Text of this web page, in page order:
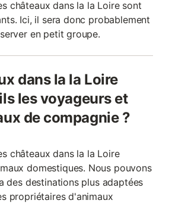
châteaux dans la la Loire sont
Ici, il sera donc probablement
en petit groupe.
dans la la Loire
les voyageurs et
de compagnie ?
châteaux dans la la Loire
domestiques. Nous pouvons
des destinations plus adaptées
propriétaires d'animaux